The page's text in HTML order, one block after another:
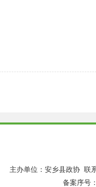
主办单位：安乡县政协 联
备案序号